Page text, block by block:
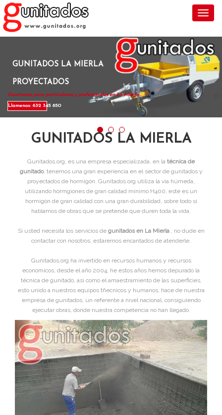
GUNITADOS LA MIERLA
PROYECTADOS
Gunitamos para particulares y profesionales en La Mierla .
Llamenos: 632 345 850
GUNITADOS LA MIERLA
Gunitados.org, es una empresa especializada, en la técnica de
gunitado, tenemos una gran experiencia en el sector de gunitados y
proyectados de hormigón. Gunitados.org utiliza la vía húmeda,
utilizando hormgiones de gran calidad mínimo H400, este es un
hormigón de gran calidad con una gran durabilidad, sobre todo si
hablamos de obras que se pretende que duren toda la vida.
Si usted necesita los servicios de gunitados en La Mierla , no dude en
contactar con nosotros, estaremos encantados de atenderle.
Gunitados.org ha invertido en recursos humanos y recursos
económicos, desde el año 2004, he estos años hemos depurado la
técnica de gunitado, asi como el amaestramiento de las superficies,
esto unido a nuestros equipos tñecnicos y humanos, hace de nuestra
empresa de gunitados, un referente a nivel nacional, consiguiendo
ejecutar obras, donde nuestra competencia no han llegado.